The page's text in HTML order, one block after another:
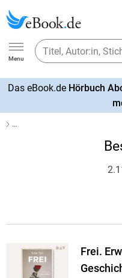
Ebook.de
Menu
Das eBook.de Hörbuch
…
Frei.